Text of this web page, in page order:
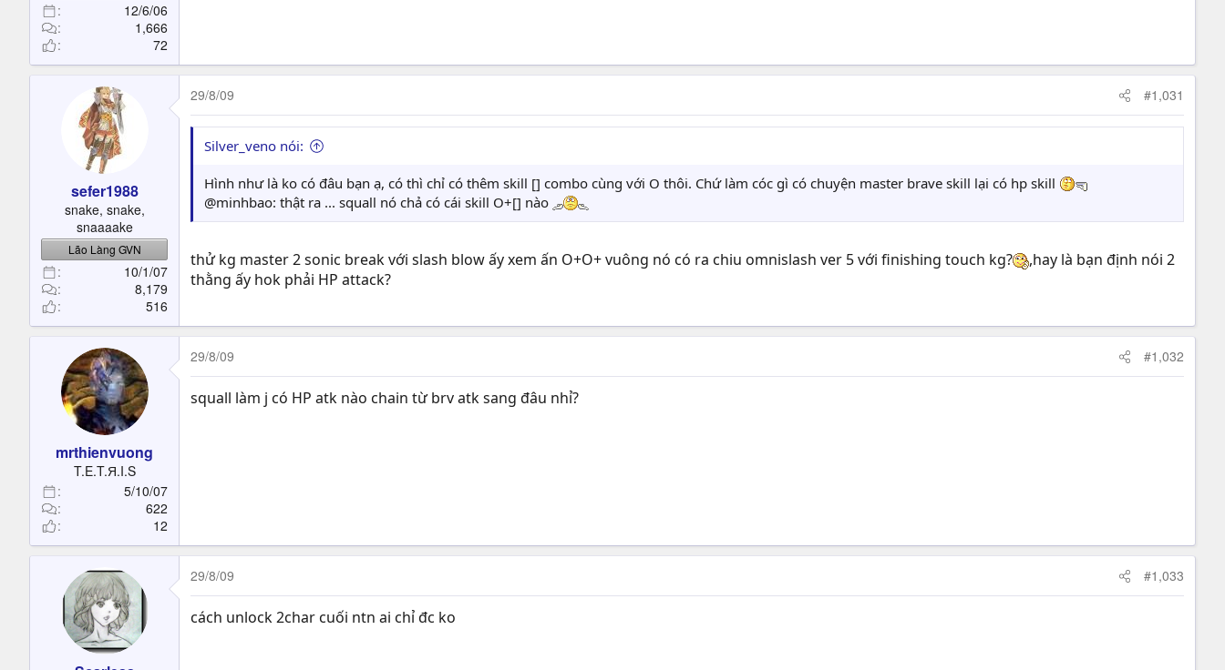
12/6/06
1,666
72
sefer1988
snake, snake,
snaaaake
Lão Làng GVN
10/1/07
8,179
516
29/8/09 #1,031
Silver_veno nói:
Hình như là ko có đâu bạn ạ, có thì chỉ có thêm skill [] combo cùng với O thôi. Chứ làm cóc gì có chuyện master brave skill lại có hp skill
@minhbao: thật ra ... squall nó chả có cái skill O+[] nào
thử kg master 2 sonic break với slash blow ấy xem ấn O+O+ vuông nó có ra chiu omnislash ver 5 với finishing touch kg?
,hay là bạn định nói 2
thằng ấy hok phải HP attack?
mrthienvuong
T.E.T.Я.I.S
5/10/07
622
12
29/8/09 #1,032
squall làm j có HP atk nào chain từ brv atk sang đâu nhỉ?
29/8/09 #1,033
cách unlock 2char cuối ntn ai chỉ đc ko